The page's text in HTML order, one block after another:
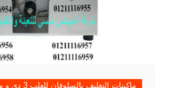
ماكينات التغليف بالسلوفان للعلب 3 دي و ماكينات لصق ليبل